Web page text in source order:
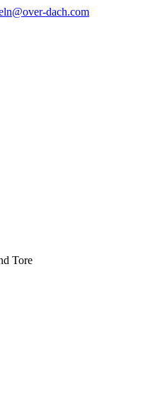
dach.com
Tore